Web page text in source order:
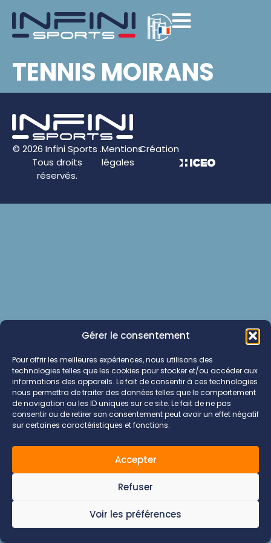
Gérer le consentement
Pour offrir les meilleures expériences, nous utilisons des
technologies telles que les cookies pour stocker et/ou accéder aux
informations des appareils. Le fait de consentir à ces technologies
nous permettra de traiter des données telles que le comportement
de navigation ou les ID uniques sur ce site. Le fait de ne pas
consentir ou de retirer son consentement peut avoir un effet négatif
sur certaines caractéristiques et fonctions.
Accepter
Refuser
Voir les préférences
TENNIS MOIRANS
© 2026 Infini Sports .
Tous droits
réservés.
Mentions
légales
Création